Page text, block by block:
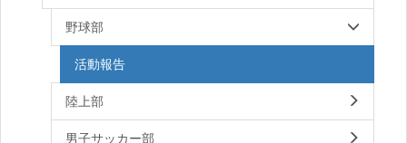
野球部
活動報告
陸上部
男子サッカー部